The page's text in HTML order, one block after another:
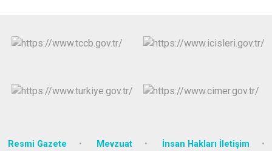
Resmi Gazete Mevzuat İnsan Hakları İletişim